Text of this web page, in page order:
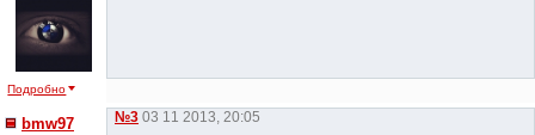
Подробно
bmw97 №3 03 11 2013, 20:05